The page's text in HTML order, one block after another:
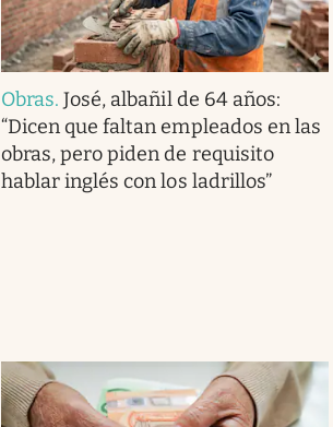
Obras.José, albañil de 64 años:
“Dicen que faltan empleados en las
obras, pero piden de requisito
hablar inglés con los ladrillos”